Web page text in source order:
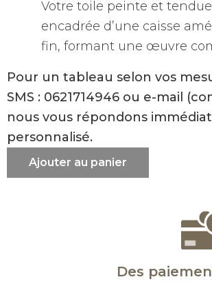
Votre toile peinte et
encadrée d’une caisse
fin, formant une œuvre
Pour un tableau selon vos
SMS : 0621714946 ou e-mail
nous vous répondons
personnalisé.
Ajouter au panier
Des